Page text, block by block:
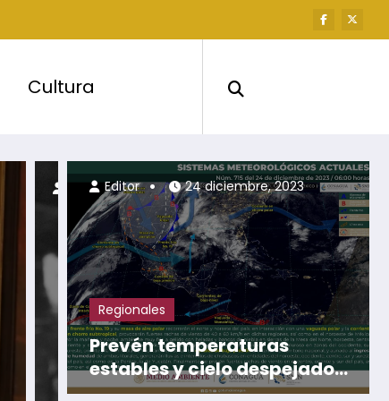
Cultura
Editor 4 agosto, 2026
Regionales
Prevén temperaturas
estables y cielo despejado
durante este día para
Editor 24 diciembre, 2023